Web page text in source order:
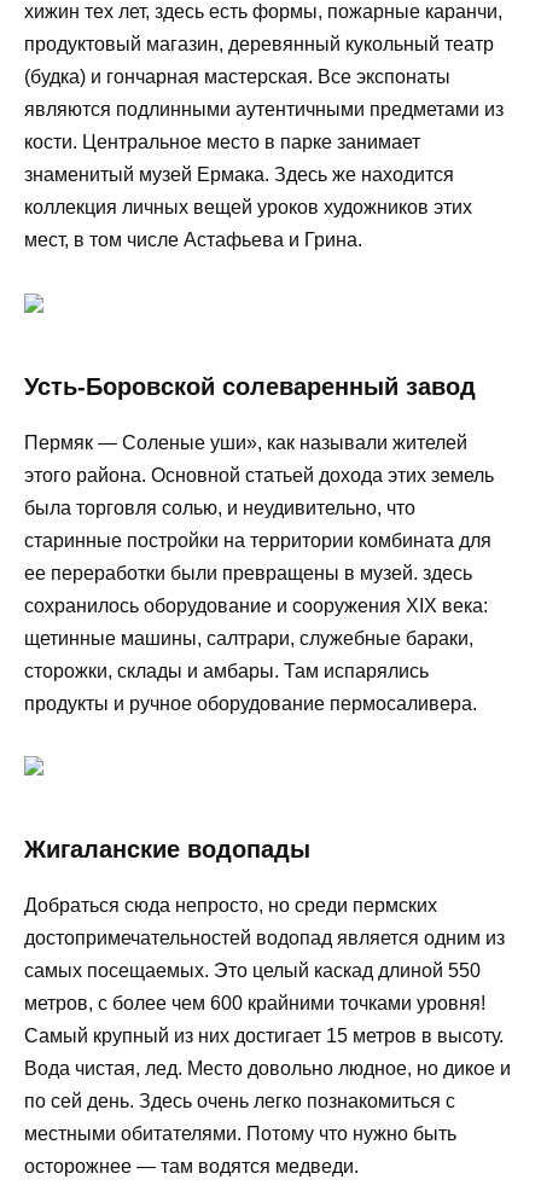
хижин тех лет, здесь есть формы, пожарные каранчи,
продуктовый магазин, деревянный кукольный театр
(будка) и гончарная мастерская. Все экспонаты
являются подлинными аутентичными предметами из
кости. Центральное место в парке занимает
знаменитый музей Ермака. Здесь же находится
коллекция личных вещей уроков художников этих
мест, в том числе Астафьева и Грина.
Усть-Боровской солеваренный завод
Пермяк — Соленые уши», как называли жителей
этого района. Основной статьей дохода этих земель
была торговля солью, и неудивительно, что
старинные постройки на территории комбината для
ее переработки были превращены в музей. здесь
сохранилось оборудование и сооружения XIX века:
щетинные машины, салтрари, служебные бараки,
сторожки, склады и амбары. Там испарялись
продукты и ручное оборудование пермосаливера.
Жигаланские водопады
Добраться сюда непросто, но среди пермских
достопримечательностей водопад является одним из
самых посещаемых. Это целый каскад длиной 550
метров, с более чем 600 крайними точками уровня!
Самый крупный из них достигает 15 метров в высоту.
Вода чистая, лед. Место довольно людное, но дикое и
по сей день. Здесь очень легко познакомиться с
местными обитателями. Потому что нужно быть
осторожнее — там водятся медведи.